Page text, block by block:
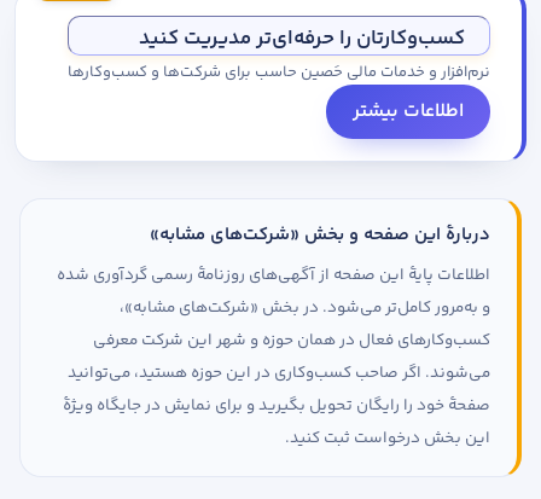
کسب‌وکارتان را حرفه‌ای‌تر مدیریت کنید
نرم‌افزار و خدمات مالی حَصین حاسب برای شرکت‌ها و کسب‌وکارها
اطلاعات بیشتر
دربارهٔ این صفحه و بخش «شرکت‌های مشابه»
اطلاعات پایهٔ این صفحه از آگهی‌های روزنامهٔ رسمی گردآوری شده
و به‌مرور کامل‌تر می‌شود. در بخش «شرکت‌های مشابه»،
کسب‌وکارهای فعال در همان حوزه و شهر این شرکت معرفی
می‌شوند. اگر صاحب کسب‌وکاری در این حوزه هستید، می‌توانید
صفحهٔ خود را رایگان تحویل بگیرید و برای نمایش در جایگاه ویژهٔ
این بخش درخواست ثبت کنید.